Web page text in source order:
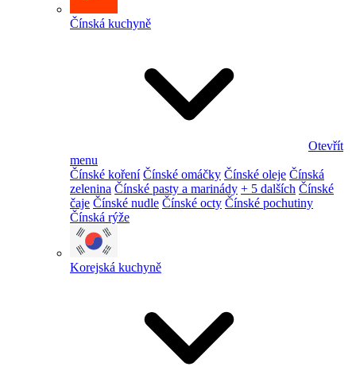
Čínská kuchyně
Otevřít
menu
Čínské koření Čínské omáčky Čínské oleje Čínská
zelenina Čínské pasty a marinády + 5 dalších Čínské
čaje Čínské nudle Čínské octy Čínské pochutiny
Čínská rýže
Korejská kuchyně